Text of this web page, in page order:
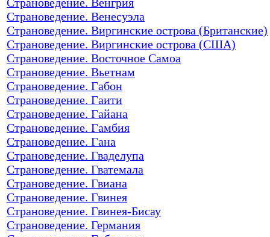
Страноведение. Венесуэла
Страноведение. Виргинские острова (Британские)
Страноведение. Виргинские острова (США)
Страноведение. Восточное Самоа
Страноведение. Вьетнам
Страноведение. Габон
Страноведение. Гаити
Страноведение. Гайана
Страноведение. Гамбия
Страноведение. Гана
Страноведение. Гваделупа
Страноведение. Гватемала
Страноведение. Гвиана
Страноведение. Гвинея
Страноведение. Гвинея-Бисау
Страноведение. Германия